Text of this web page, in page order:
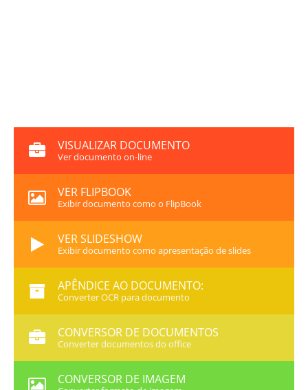
VISUALIZAR DOCUMENTO
Ver documento on-line
VER FLIPBOOK
Exibir documento como o FlipBook
VER SLIDESHOW
Exibir documento como apresentação de slides
APÊNDICE AO DOCUMENTO:
Converter OCR para documento
CONVERSOR DE DOCUMENTOS
Converter documentos do office
CONVERSOR DE IMAGEM